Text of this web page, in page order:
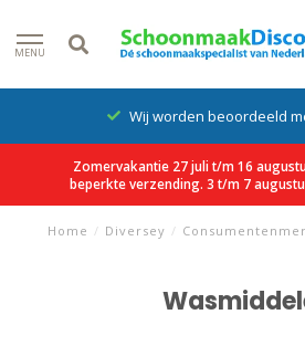
MENU
Wij worden beoordeeld
Zomervakantie 27 juli t/m 16
beperkte verzending. 3 t/m 7
Home / Diversey /